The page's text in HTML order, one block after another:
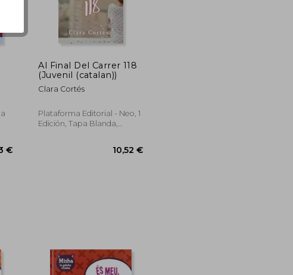
Al Final Del Carrer 118
(Juvenil (catalan))
Clara Cortés
Plataforma Editorial - Neo, 1
Edición, Tapa Blanda,